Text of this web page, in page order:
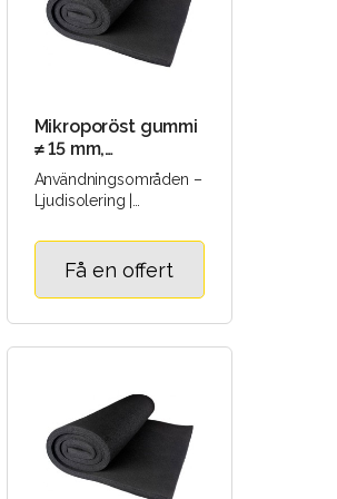
Mikroporöst gummi
≠ 15 mm,
1000×2000 mm
Användningsområden –
Ljudisolering |
Vibrationsisolering |
Tätning |..
Få en offert